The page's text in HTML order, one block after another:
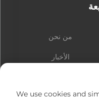
من نحن
الأخبار
We use cookies and